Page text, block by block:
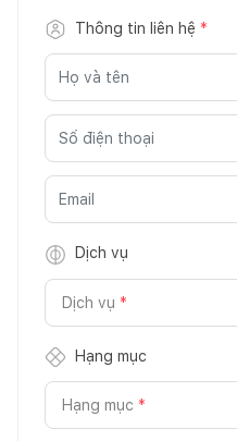
Thông tin liên hệ *
Dịch vụ
Dịch vụ *
Hạng mục
Hạng mục *